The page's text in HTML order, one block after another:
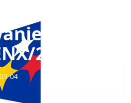
nr
2025
04